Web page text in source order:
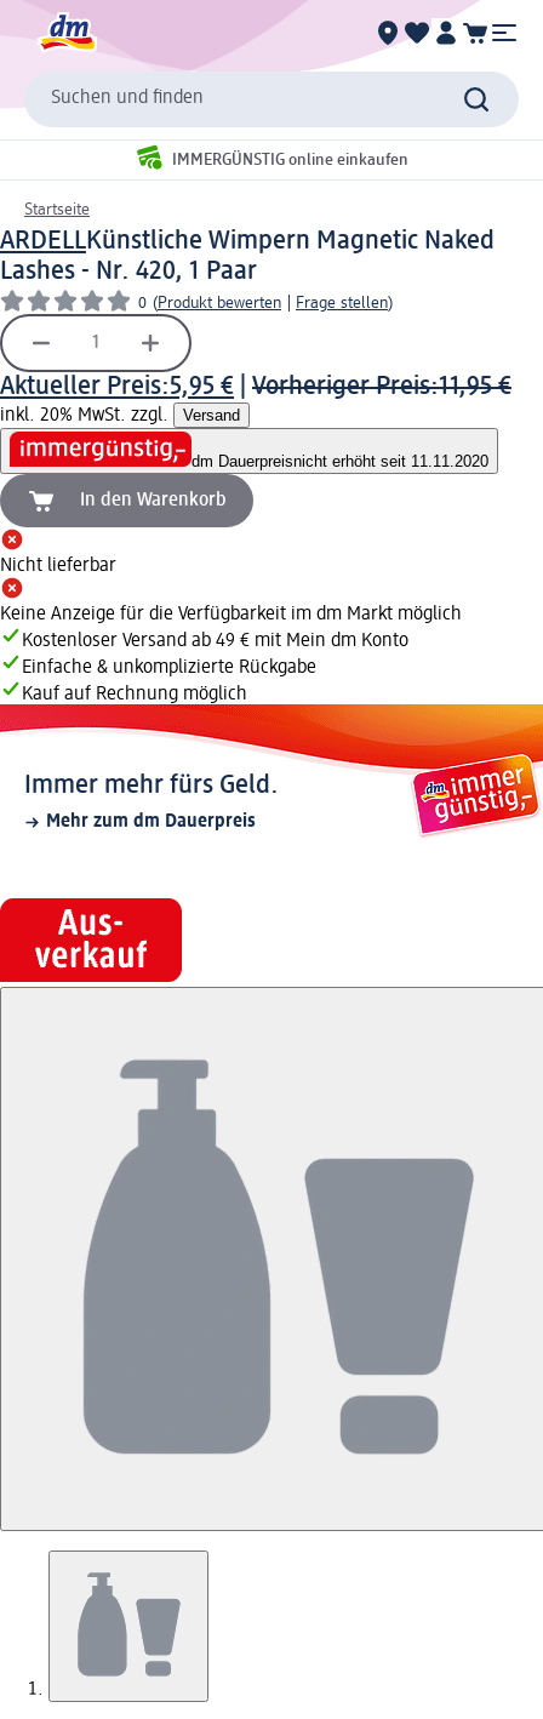
Suchen und finden
IMMERGÜNSTIG online einkaufen
Startseite
ARDELLKünstliche Wimpern Magnetic Naked
Lashes - Nr. 420, 1 Paar
0 (Produkt bewerten Frage stellen)
Aktueller Preis:5,95 € Vorheriger Preis:11,95 €
inkl. 20% MwSt. zzgl. Versand
dm Dauerpreisnicht erhöht seit 11.11.2020
In den Warenkorb
Nicht lieferbar
Keine Anzeige für die Verfügbarkeit im dm Markt möglich
Kostenloser Versand ab 49 € mit Mein dm Konto
Einfache & unkomplizierte Rückgabe
Kauf auf Rechnung möglich
Immer mehr fürs Geld.
Mehr zum dm Dauerpreis